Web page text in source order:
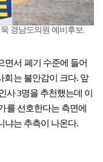
경남도의원 예비후보.
면서 폐기 수준에 들어
회는 불안감이 크다. 앞
사 3명을 추천했는데 이
를 선호한다는 측면에
냐는 추측이 나온다.